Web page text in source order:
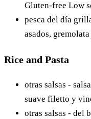
Gluten-free Low
pesca del día
asados,
Rice and Pasta
otras salsas -
suave filetto y
otras salsas - del